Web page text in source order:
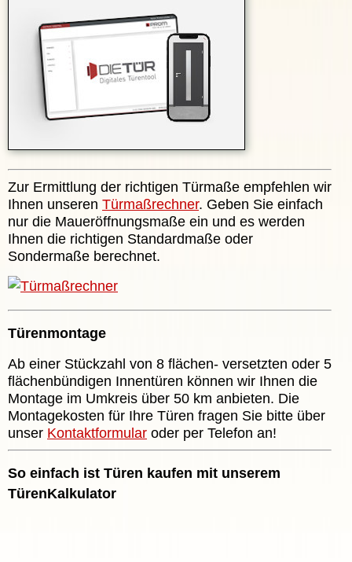
Zur Ermittlung der richtigen Türmaße empfehlen wir
Ihnen unseren Türmaßrechner. Geben Sie einfach
nur die Maueröffnungsmaße ein und es werden
Ihnen die richtigen Standardmaße oder
Sondermaße berechnet.
Türenmontage
Ab einer Stückzahl von 8 flächen- versetzten oder 5
flächenbündigen Innentüren können wir Ihnen die
Montage im Umkreis über 50 km anbieten. Die
Montagekosten für Ihre Türen fragen Sie bitte über
unser Kontaktformular oder per Telefon an!
So einfach ist Türen kaufen mit unserem
TürenKalkulator